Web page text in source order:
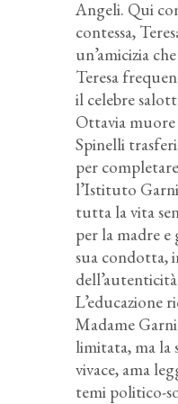
Angeli. Qui
contessa,
un’amicizia
Teresa
il celebre
Ottavia
Spinelli
per
l’Istituto
tutta la vita
per la madre
sua condotta,
L’educazione
Madame
limitata, ma la
vivace, ama
temi politico-